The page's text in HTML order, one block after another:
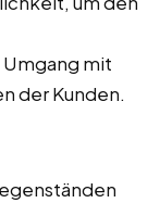
mit
der Kunden.